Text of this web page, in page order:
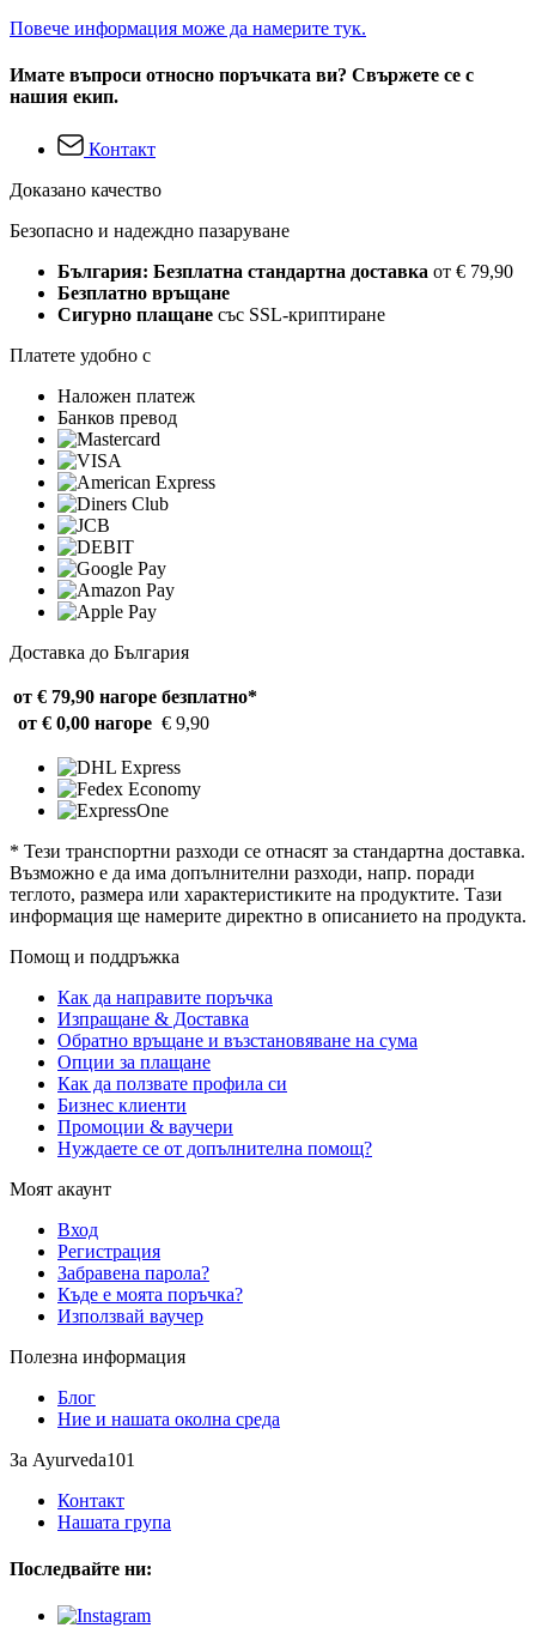
Повече информация може да намерите тук.
Имате въпроси относно поръчката ви? Свържете се с
нашия екип.
Контакт
Доказано качество
Безопасно и надеждно пазаруване
България: Безплатна стандартна доставка от € 79,90
Безплатно връщане
Сигурно плащане със SSL-криптиране
Платете удобно с
Наложен платеж
Банков превод
Доставка до България
от € 79,90 нагоре безплатно*
от € 0,00 нагоре € 9,90
* Тези транспортни разходи се отнасят за стандартна доставка.
Възможно е да има допълнителни разходи, напр. поради
теглото, размера или характеристиките на продуктите. Тази
информация ще намерите директно в описанието на продукта.
Помощ и поддръжка
Как да направите поръчка
Изпращане & Доставка
Обратно връщане и възстановяване на сума
Опции за плащане
Как да ползвате профила си
Бизнес клиенти
Промоции & ваучери
Нуждаете се от допълнителна помощ?
Моят акаунт
Вход
Регистрация
Забравена парола?
Къде е моята поръчка?
Използвай ваучер
Полезна информация
Блог
Ние и нашата околна среда
За Ayurveda101
Контакт
Нашата група
Последвайте ни: